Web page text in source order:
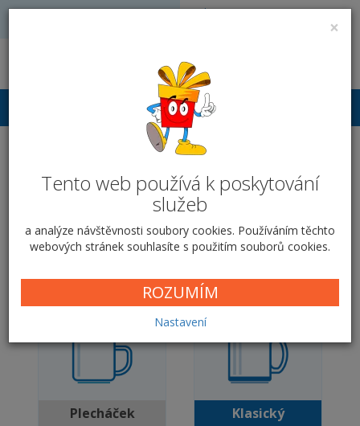
×
Tento web používá k poskytování
služeb
a analýze návštěvnosti soubory cookies. Používáním těchto
webových stránek souhlasíte s použitím souborů cookies.
ROZUMÍM
Nastavení
Volejte: 728 051 909
Přihlášení
Klasický hrnek pro
zamilované - Květinové
srdce
Domů Fotodárky pro zamilované
Hrnky pro zamilované
Plecháček Klasický